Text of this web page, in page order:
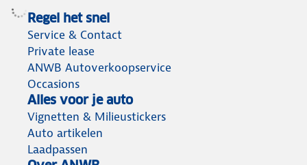
Regel het snel
Service & Contact
Private lease
ANWB Autoverkoopservice
Occasions
Alles voor je auto
Vignetten & Milieustickers
Auto artikelen
Laadpassen